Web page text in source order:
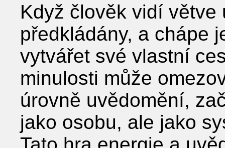
Když člověk vidí
předkládány, a chápe
vytvářet své vlastní
minulosti může
úrovně uvědomění,
jako osobu, ale jako